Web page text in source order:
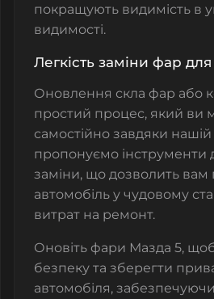
покращують видимість в
видимості.
Легкість заміни фар
Оновлення скла фар або
простий процес, який ви
самостійно завдяки
пропонуємо інструменти
заміни, що дозволить вам
автомобіль у чудовому
витрат на ремонт.
Оновіть фари Мазда 5,
безпеку та зберегти
автомобіля,